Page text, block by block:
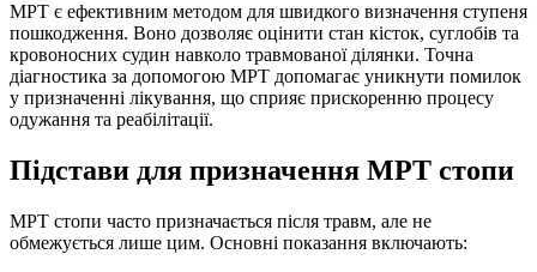
МРТ є ефективним методом для швидкого визначення ступеня
пошкодження. Воно дозволяє оцінити стан кісток, суглобів та
кровоносних судин навколо травмованої ділянки. Точна
діагностика за допомогою МРТ допомагає уникнути помилок
у призначенні лікування, що сприяє прискоренню процесу
одужання та реабілітації.
Підстави для призначення МРТ стопи
МРТ стопи часто призначається після травм, але не
обмежується лише цим. Основні показання включають: